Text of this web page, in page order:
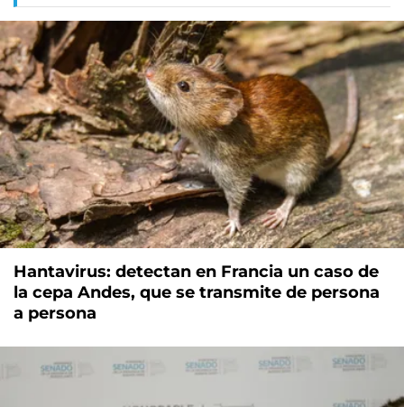
Hantavirus: detectan en Francia un caso de
la cepa Andes, que se transmite de persona
a persona